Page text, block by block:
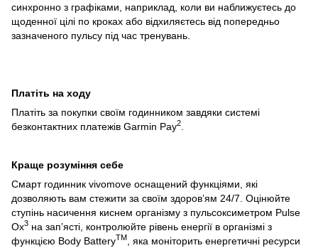
синхронно з графіками, наприклад, коли ви наближуєтесь до
щоденної цілі по кроках або відхиляєтесь від попередньо
зазначеного пульсу під час тренувань.
Платіть на ходу
Платіть за покупки своїм годинником завдяки системі
безконтактних платежів Garmin Pay2
Краще розуміння себе
Смарт годинник vivomove оснащений функціями, які
дозволяють вам стежити за своїм здоров’ям 24/7. Оцінюйте
ступінь насичення киснем організму з пульсоксиметром Pulse
Ox3 на зап’ясті, контролюйте рівень енергії в організмі з
функцією Body BatteryTM
, яка моніторить енергетичні ресурси